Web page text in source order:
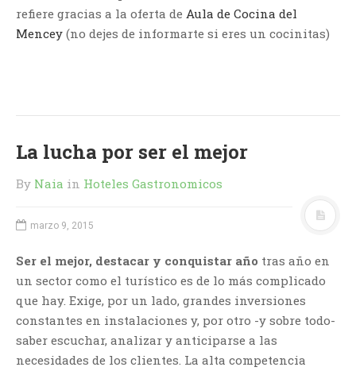
refiere gracias a la oferta de Aula de Cocina del
Mencey (no dejes de informarte si eres un cocinitas)
La lucha por ser el mejor
By Naia in Hoteles Gastronomicos
marzo 9, 2015
Ser el mejor, destacar y conquistar año tras año en
un sector como el turístico es de lo más complicado
que hay. Exige, por un lado, grandes inversiones
constantes en instalaciones y, por otro -y sobre todo-
saber escuchar, analizar y anticiparse a las
necesidades de los clientes. La alta competencia